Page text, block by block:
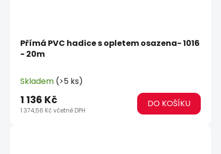
Přímá PVC hadice s opletem osazena- 1016
- 20m
Skladem (>5 ks)
1 374,56 Kč včetně DPH
1 136 Kč DO KOŠÍKU